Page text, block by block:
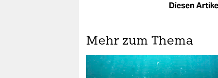
Diesen
Mehr zum Thema